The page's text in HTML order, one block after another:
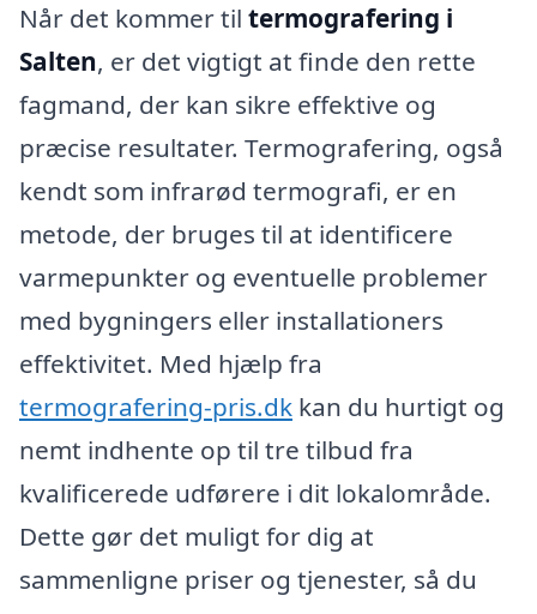
Når det kommer til termografering i
Salten, er det vigtigt at finde den rette
fagmand, der kan sikre effektive og
præcise resultater. Termografering, også
kendt som infrarød termografi, er en
metode, der bruges til at identificere
varmepunkter og eventuelle problemer
med bygningers eller installationers
effektivitet. Med hjælp fra
termografering-pris.dk kan du hurtigt og
nemt indhente op til tre tilbud fra
kvalificerede udførere i dit lokalområde.
Dette gør det muligt for dig at
sammenligne priser og tjenester, så du